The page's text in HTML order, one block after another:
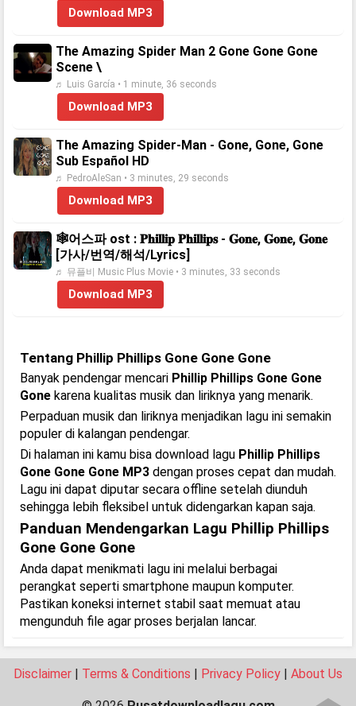
Download MP3
The Amazing Spider Man 2 Gone Gone Gone
Scene \
♬ Luis García • 1 minute, 36 seconds
Download MP3
The Amazing Spider-Man - Gone, Gone, Gone
Sub Español HD
♬ PedroAleSan • 3 minutes, 29 seconds
Download MP3
🕸어스파 ost : 𝐏𝐡𝐢𝐥𝐥𝐢𝐩 𝐏𝐡𝐢𝐥𝐥𝐢𝐩𝐬 - 𝐆𝐨𝐧𝐞, 𝐆𝐨𝐧𝐞, 𝐆𝐨𝐧𝐞
[가사/번역/해석/Lyrics]
♬ 뮤플비 Music Plus Movie • 3 minutes, 33 seconds
Download MP3
Tentang Phillip Phillips Gone Gone Gone
Banyak pendengar mencari Phillip Phillips Gone Gone
Gone karena kualitas musik dan liriknya yang menarik.
Perpaduan musik dan liriknya menjadikan lagu ini semakin
populer di kalangan pendengar.
Di halaman ini kamu bisa download lagu Phillip Phillips
Gone Gone Gone MP3 dengan proses cepat dan mudah.
Lagu ini dapat diputar secara offline setelah diunduh
sehingga lebih fleksibel untuk didengarkan kapan saja.
Panduan Mendengarkan Lagu Phillip Phillips
Gone Gone Gone
Anda dapat menikmati lagu ini melalui berbagai
perangkat seperti smartphone maupun komputer.
Pastikan koneksi internet stabil saat memuat atau
mengunduh file agar proses berjalan lancar.
Disclaimer | Terms & Conditions | Privacy Policy | About Us